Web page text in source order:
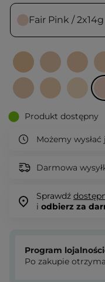
Fair Pink / 2x14g
Produkt dostępny
Możemy wysłać
Darmowa
Sprawdź
i odbierz za
Program
Po zakupie